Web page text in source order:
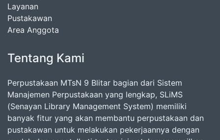
Layanan
Pustakawan
Area Anggota
Tentang Kami
Perpustakaan MTsN 9 Blitar bagian dari Sistem
Manajemen Perpustakaan yang lengkap, SLiMS
(Senayan Library Management System) memiliki
banyak fitur yang akan membantu perpustakaan dan
pustakawan untuk melakukan pekerjaannya dengan